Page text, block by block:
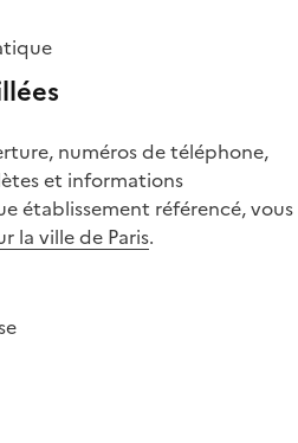
numéros de téléphone,
et informations
établissement référencé, vous
la ville de Paris.